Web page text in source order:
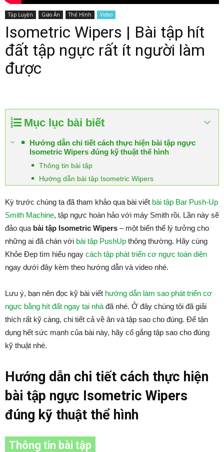
Tập Luyện Giáo Án Thể Hình Video
Isometric Wipers | Bài tập hít
đất tập ngực rất ít người làm
được
Mục lục bài biết
Hướng dẫn chi tiết cách thực hiện bài tập ngực
Isometric Wipers đúng kỹ thuật thể hình
Thông tin bài tập
Hướng dẫn bài tập Isometric Wipers
Kỳ trước chúng ta đã tham khảo qua bài viết bài tập Bar Push-Up
Smith Machine, tập ngực hoàn hảo với máy Smith rồi. Lần này sẽ
đảo qua bài tập Isometric Wipers – một biến thể lý tưởng cho
những ai đã chán với bài tập PushUp thông thường. Hãy cùng
Khỏe Đẹp tìm hiểu ngay cách tập phát triển cơ ngực toàn diện
ngay dưới đây kèm theo hướng dẫn và video nhé.
Lưu ý, bạn nên đọc kỹ bài viết hướng dẫn làm sao phát triển cơ
ngực bằng hít đất ngay tại nhà đã nhé. Ở đây chúng tôi đã giải
thích rất kỹ càng, chi tiết cả về ăn và tập sao cho đúng. Để tận
dụng hết sức mạnh của bài này, hãy cố gắng tập sao cho đúng
kỹ thuật nhé.
Hướng dẫn chi tiết cách thực hiện
bài tập ngực Isometric Wipers
đúng kỹ thuật thể hình
Thông tin bài tập